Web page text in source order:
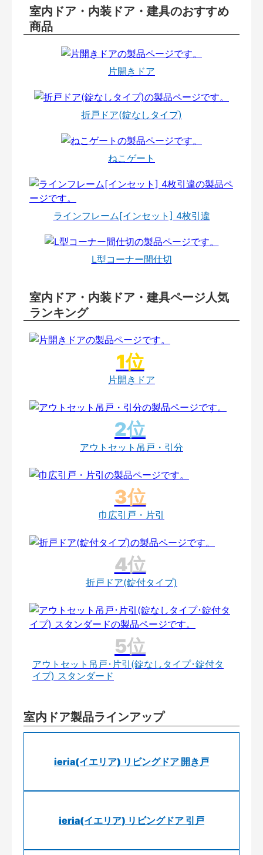
室内ドア・内装ドア・建具のおすすめ
商品
片開きドア
折戸ドア(錠なしタイプ)
ねこゲート
ラインフレーム[インセット] 4枚引違
L型コーナー間仕切
室内ドア・内装ドア・建具ページ人気
ランキング
片開きドア
アウトセット吊戸・引分
巾広引戸・片引
折戸ドア(錠付タイプ)
アウトセット吊戸･片引(錠なしタイプ･錠付タ
イプ) スタンダード
室内ドア製品ラインアップ
ieria(イエリア) リビングドア 開き戸
ieria(イエリア) リビングドア 引戸